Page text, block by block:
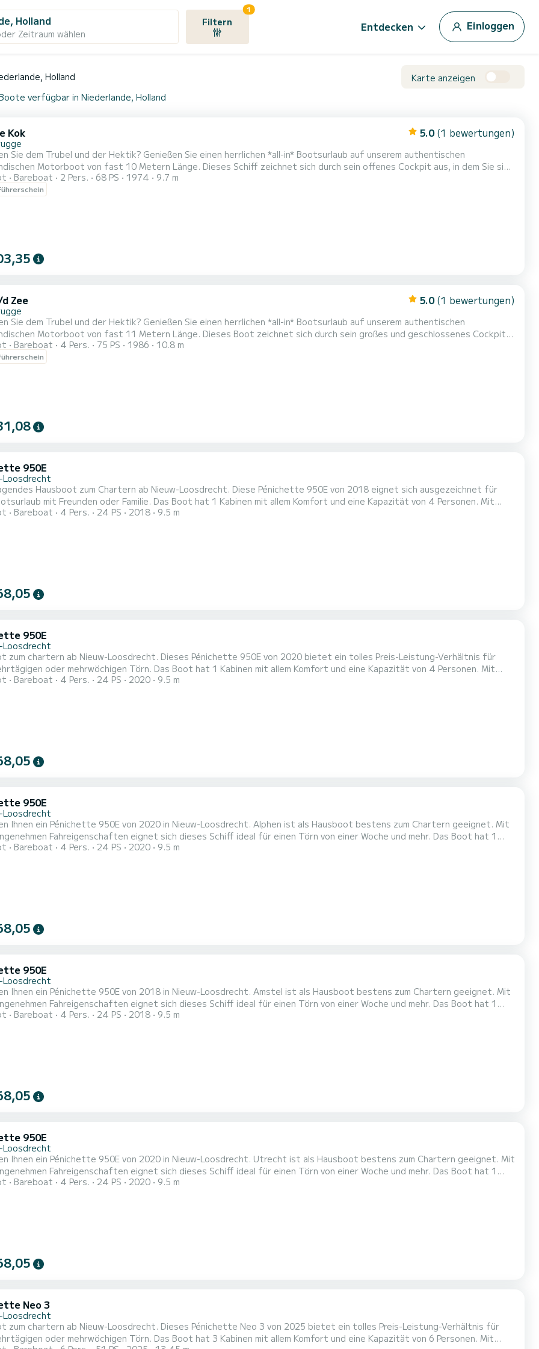
Holland
Zeitraum wählen
Filtern
1
Entdecken Einloggen
Holland Karte anzeigen
verfügbar in Niederlande, Holland
Kok 5.0 (1 bewertungen)
Sie dem Trubel und der Hektik? Genießen Sie einen herrlichen *all-in* Bootsurlaub auf unserem authentischen
Motorboot von fast 10 Metern Länge. Dieses Schiff zeichnet sich durch sein offenes Cockpit aus, in dem Sie sich
und ein Getränk an der frischen Luft genießen können. Das Boot ist mit viel hochglänzendem Teakholz ausgestattet,
ein nostalgisches Aussehen verleiht. Der Einstieg erfolgt bequem über das Cockpit und während der Fahrt kann die 2. Per...
Bareboat 2 Pers. 68 PS 1974 9.7 m
Zee 5.0 (1 bewertungen)
Sie dem Trubel und der Hektik? Genießen Sie einen herrlichen *all-in* Bootsurlaub auf unserem authentischen
Motorboot von fast 11 Metern Länge. Dieses Boot zeichnet sich durch sein großes und geschlossenes Cockpit
viel Platz zum Zusammensitzen ist. Im Inneren finden Sie viel abgerundetes und hochglanzlackiertes Holz, das dem Boot
Ausstrahlung verleiht. Der Einstieg erfolgt bequem über die geschlossene Plicht, und die 2 separaten
Bareboat 4 Pers. 75 PS 1986 10.8 m
950E
Loosdrecht
Hausboot zum Chartern ab Nieuw-Loosdrecht. Diese Pénichette 950E von 2018 eignet sich ausgezeichnet für
oder Familie. Das Boot hat 1 Kabinen mit allem Komfort und eine Kapazität von 4 Personen. Mit
von 10 Metern wird es Ihr perfekter Begleiter sein, um einen einzigartigen Urlaub auf dem Wasser in der
Bareboat 4 Pers. 24 PS 2018 9.5 m
950E
Loosdrecht
zum chartern ab Nieuw-Loosdrecht. Dieses Pénichette 950E von 2020 bietet ein tolles Preis-Leistung-Verhältnis für
Törn. Das Boot hat 1 Kabinen mit allem Komfort und eine Kapazität von 4 Personen. Mit
von 10 Metern wird es Ihr perfekter Begleiter sein, um einen einzigartigen Urlaub auf dem Wasser in der
Bareboat 4 Pers. 24 PS 2020 9.5 m
950E
Loosdrecht
Ihnen ein Pénichette 950E von 2020 in Nieuw-Loosdrecht. Alphen ist als Hausboot bestens zum Chartern geeignet. Mit
Fahreigenschaften eignet sich dieses Schiff ideal für einen Törn von einer Woche und mehr. Das Boot hat 1
allem Komfort und eine Kapazität von 4 Personen. Mit einer Gesamtlänge von 10 Metern wird es Ihr perfekter
Bareboat 4 Pers. 24 PS 2020 9.5 m
950E
Loosdrecht
Ihnen ein Pénichette 950E von 2018 in Nieuw-Loosdrecht. Amstel ist als Hausboot bestens zum Chartern geeignet. Mit
Fahreigenschaften eignet sich dieses Schiff ideal für einen Törn von einer Woche und mehr. Das Boot hat 1
allem Komfort und eine Kapazität von 4 Personen. Mit einer Gesamtlänge von 10 Metern wird es Ihr perfekter
Bareboat 4 Pers. 24 PS 2018 9.5 m
950E
Loosdrecht
Ihnen ein Pénichette 950E von 2020 in Nieuw-Loosdrecht. Utrecht ist als Hausboot bestens zum Chartern geeignet. Mit
Fahreigenschaften eignet sich dieses Schiff ideal für einen Törn von einer Woche und mehr. Das Boot hat 1
allem Komfort und eine Kapazität von 4 Personen. Mit einer Gesamtlänge von 10 Metern wird es Ihr perfekter
Bareboat 4 Pers. 24 PS 2020 9.5 m
Neo 3
Loosdrecht
zum chartern ab Nieuw-Loosdrecht. Dieses Pénichette Neo 3 von 2025 bietet ein tolles Preis-Leistung-Verhältnis für
Törn. Das Boot hat 3 Kabinen mit allem Komfort und eine Kapazität von 6 Personen. Mit